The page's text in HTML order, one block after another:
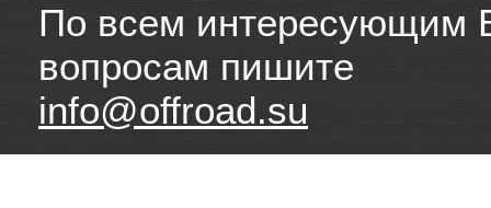
По всем интересующим
вопросам пишите
info@offroad.su